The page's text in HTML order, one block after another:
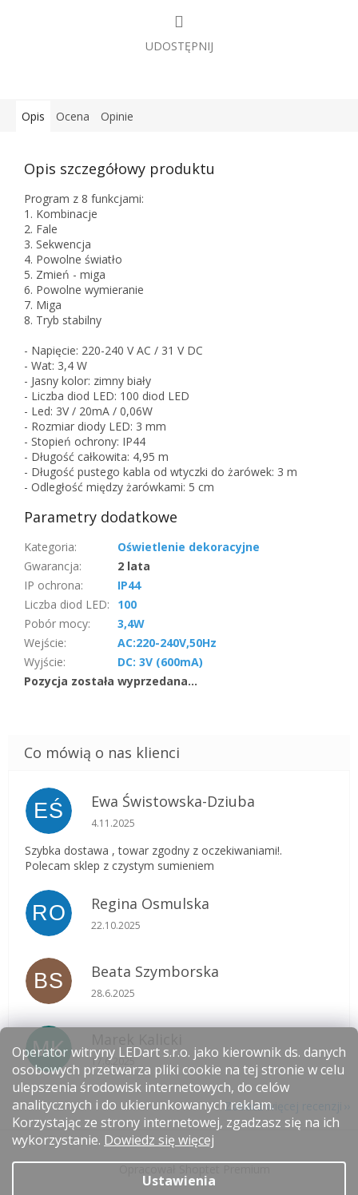
Operator witryny LEDart s.r.o. jako kierownik ds. danych
osobowych przetwarza pliki cookie na tej stronie w celu
ulepszenia środowisk internetowych, do celów
analitycznych i do ukierunkowanych reklam.
Korzystając ze strony internetowej, zgadzasz się na ich
wykorzystanie. Dowiedz się więcej
Ustawienia
UDOSTĘPNIJ
Opis Ocena Opinie
Opis szczegółowy produktu
Program z 8 funkcjami:
1. Kombinacje
2. Fale
3. Sekwencja
4. Powolne światło
5. Zmień - miga
6. Powolne wymieranie
7. Miga
8. Tryb stabilny
- Napięcie: 220-240 V AC / 31 V DC
- Wat: 3,4 W
- Jasny kolor: zimny biały
- Liczba diod LED: 100 diod LED
- Led: 3V / 20mA / 0,06W
- Rozmiar diody LED: 3 mm
- Stopień ochrony: IP44
- Długość całkowita: 4,95 m
- Długość pustego kabla od wtyczki do żarówek: 3 m
- Odległość między żarówkami: 5 cm
Parametry dodatkowe
Kategoria:
Oświetlenie dekoracyjne
Gwarancja:
2 lata
IP ochrona:
IP44
Liczba diod LED:
100
Pobór mocy:
3,4W
Wejście:
AC:220-240V,50Hz
Wyjście:
DC: 3V (600mA)
Pozycja została wyprzedana…
EŚ Ewa Świstowska-Dziuba
Ocena sklepu to 5 na 5 gwiazdek.
4.11.2025
Szybka dostawa , towar zgodny z oczekiwaniami!.
Polecam sklep z czystym sumieniem
RO Regina Osmulska
Ocena sklepu to 5 na 5 gwiazdek.
22.10.2025
BS Beata Szymborska
Ocena sklepu to 5 na 5 gwiazdek.
28.6.2025
MK Ocena sklepu to 5 na 5 gwiazdek.
17.6.2025
Zobacz więcej recenzji